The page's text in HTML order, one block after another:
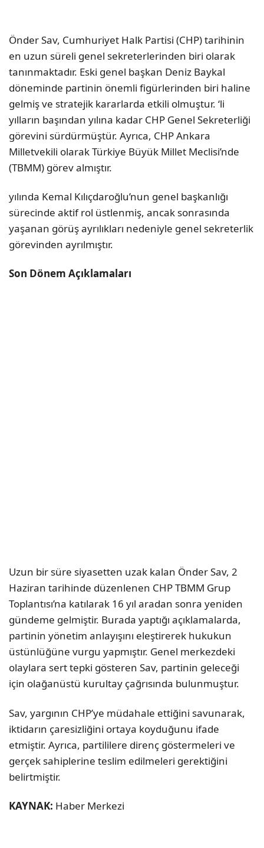
Önder Sav, Cumhuriyet Halk Partisi (CHP) tarihinin
en uzun süreli genel sekreterlerinden biri olarak
tanınmaktadır. Eski genel başkan Deniz Baykal
döneminde partinin önemli figürlerinden biri haline
gelmiş ve stratejik kararlarda etkili olmuştur. ‘li
yılların başından yılına kadar CHP Genel Sekreterliği
görevini sürdürmüştür. Ayrıca, CHP Ankara
Milletvekili olarak Türkiye Büyük Millet Meclisi’nde
(TBMM) görev almıştır.
yılında Kemal Kılıçdaroğlu’nun genel başkanlığı
sürecinde aktif rol üstlenmiş, ancak sonrasında
yaşanan görüş ayrılıkları nedeniyle genel sekreterlik
görevinden ayrılmıştır.
Son Dönem Açıklamaları
Uzun bir süre siyasetten uzak kalan Önder Sav, 2
Haziran tarihinde düzenlenen CHP TBMM Grup
Toplantısı’na katılarak 16 yıl aradan sonra yeniden
gündeme gelmiştir. Burada yaptığı açıklamalarda,
partinin yönetim anlayışını eleştirerek hukukun
üstünlüğüne vurgu yapmıştır. Genel merkezdeki
olaylara sert tepki gösteren Sav, partinin geleceği
için olağanüstü kurultay çağrısında bulunmuştur.
Sav, yargının CHP’ye müdahale ettiğini savunarak,
iktidarın çaresizliğini ortaya koyduğunu ifade
etmiştir. Ayrıca, partililere direnç göstermeleri ve
gerçek sahiplerine teslim edilmeleri gerektiğini
belirtmiştir.
KAYNAK: Haber Merkezi